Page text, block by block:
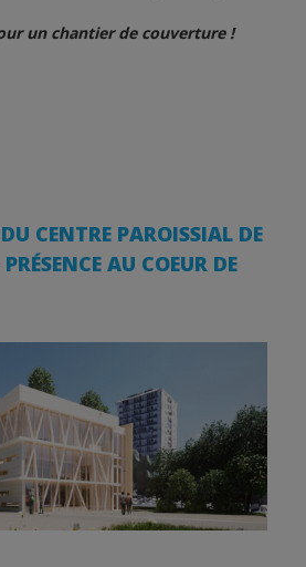
un chantier de couverture !
CENTRE PAROISSIAL DE
AU COEUR DE